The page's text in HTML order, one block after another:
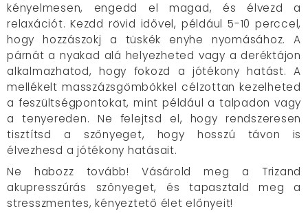
kényelmesen, engedd el magad, és élvezd a
relaxációt. Kezdd rövid idővel, például 5-10 perccel,
hogy hozzászokj a tüskék enyhe nyomásához. A
párnát a nyakad alá helyezheted vagy a deréktájon
alkalmazhatod, hogy fokozd a jótékony hatást. A
mellékelt masszázsgömbökkel célzottan kezelheted
a feszültségpontokat, mint például a talpadon vagy
a tenyereden. Ne felejtsd el, hogy rendszeresen
tisztítsd a szőnyeget, hogy hosszú távon is
élvezhesd a jótékony hatásait.
Ne habozz tovább! Vásárold meg a Trizand
akupresszúrás szőnyeget, és tapasztald meg a
stresszmentes, kényeztető élet előnyeit!